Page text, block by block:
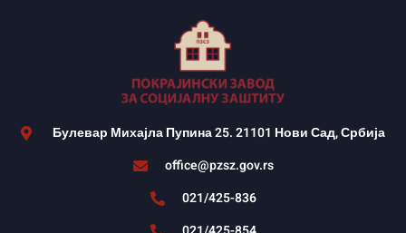
Булевар Михајла Пупина 25. 21101 Нови Сад, Србија
office@pzsz.gov.rs
021/425-836